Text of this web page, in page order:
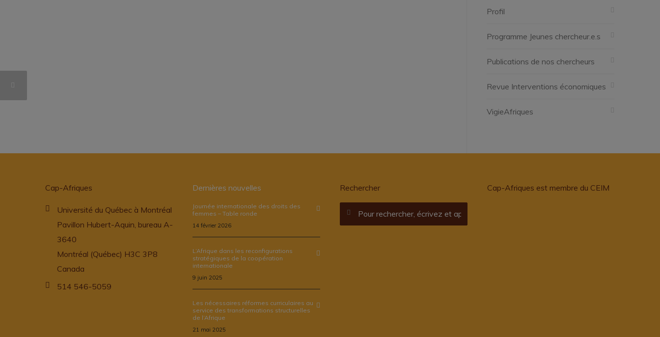
Profil
Programme Jeunes chercheur.e.s
Publications de nos chercheurs
Revue Interventions économiques
VigieAfriques
Cap-Afriques
Université du Québec à Montréal
Pavillon Hubert-Aquin, bureau A-
3640
Montréal (Québec) H3C 3P8
Canada
514 546-5059
Dernières nouvelles
Journée internationale des droits des
femmes – Table ronde
14 février 2026
L’Afrique dans les reconfigurations
stratégiques de la coopération
internationale
9 juin 2025
Les nécessaires réformes curriculaires au
service des transformations structurelles
de l’Afrique
21 mai 2025
Rechercher Cap-Afriques est membre du CEIM